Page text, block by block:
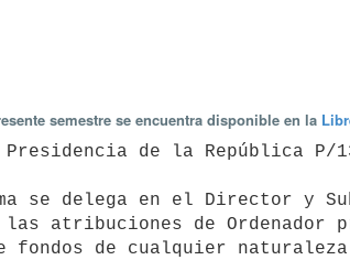
semestre se encuentra disponible en la
atribuciones de
de cualquier naturaleza